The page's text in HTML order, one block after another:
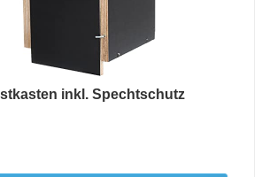
inkl. Spechtschutz